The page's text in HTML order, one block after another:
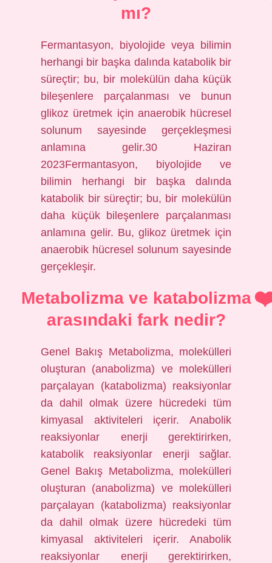
mı?
Fermantasyon, biyolojide veya bilimin
herhangi bir başka dalında katabolik bir
süreçtir; bu, bir molekülün daha küçük
bileşenlere parçalanması ve bunun
glikoz üretmek için anaerobik hücresel
solunum sayesinde gerçekleşmesi
anlamına gelir.30 Haziran
2023Fermantasyon, biyolojide ve
bilimin herhangi bir başka dalında
katabolik bir süreçtir; bu, bir molekülün
daha küçük bileşenlere parçalanması
anlamına gelir. Bu, glikoz üretmek için
anaerobik hücresel solunum sayesinde
gerçekleşir.
Metabolizma ve katabolizma
arasındaki fark nedir?
Genel Bakış Metabolizma, molekülleri
oluşturan (anabolizma) ve molekülleri
parçalayan (katabolizma) reaksiyonlar
da dahil olmak üzere hücredeki tüm
kimyasal aktiviteleri içerir. Anabolik
reaksiyonlar enerji gerektirirken,
katabolik reaksiyonlar enerji sağlar.
Genel Bakış Metabolizma, molekülleri
oluşturan (anabolizma) ve molekülleri
parçalayan (katabolizma) reaksiyonlar
da dahil olmak üzere hücredeki tüm
kimyasal aktiviteleri içerir. Anabolik
reaksiyonlar enerji gerektirirken,